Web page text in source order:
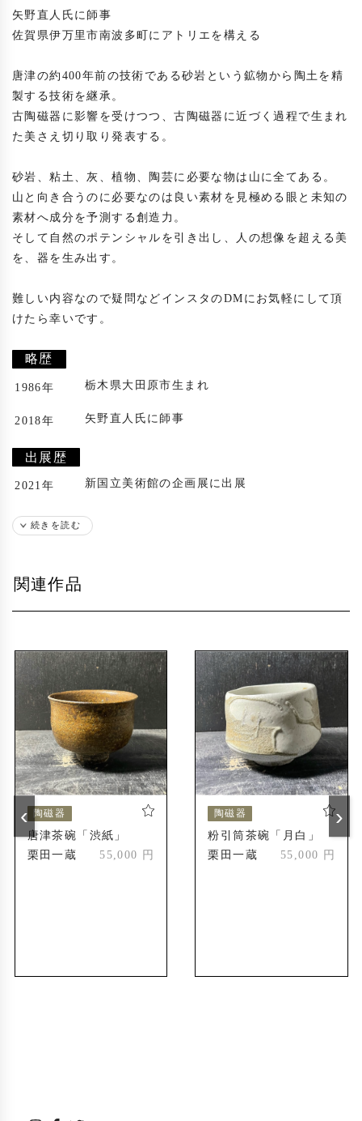
矢野直人氏に師事
佐賀県伊万里市南波多町にアトリエを構える
唐津の約400年前の技術である砂岩という鉱物から陶土を精
製する技術を継承。
古陶磁器に影響を受けつつ、古陶磁器に近づく過程で生まれ
た美さえ切り取り発表する。
砂岩、粘土、灰、植物、陶芸に必要な物は山に全てある。
山と向き合うのに必要なのは良い素材を見極める眼と未知の
素材へ成分を予測する創造力。
そして自然のポテンシャルを引き出し、人の想像を超える美
を、器を生み出す。
難しい内容なので疑問などインスタのDMにお気軽にして頂
けたら幸いです。
略歴
1986年 栃木県大田原市生まれ
2018年 矢野直人氏に師事
出展歴
2021年 新国立美術館の企画展に出展
続きを読む
関連作品
陶磁器
唐津茶碗「渋紙」
栗田一蔵
55,000 円
陶磁器
粉引筒茶碗「月白」
栗田一蔵
55,000 円
‹ ›